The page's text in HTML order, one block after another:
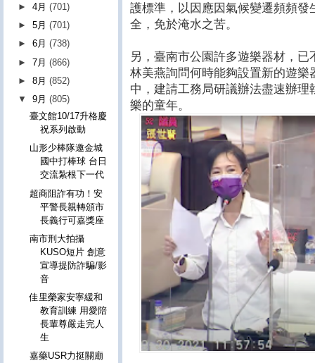
護標準，以因應因氣候變遷頻頻
全，免於淹水之苦。
另，臺南市公園許多遊樂器材，
林美燕詢問何時能夠設置新的遊
中，建請工務局研議辦法盡速辦
樂的童年。
►4月(701)
►5月(701)
►6月(738)
►7月(866)
►8月(852)
▼9月(805)
臺文館10/17升格慶
祝系列啟動
山形少棒隊邀金城
國中打棒球 台日
交流紮根下一代
超商阻詐有功！安
平警長親轉頒市
長義行可嘉獎座
南市刑大拍攝
KUSO短片 創意
宣導提防詐騙/影
音
佳里榮家安寧緩和
教育訓練 用愛陪
長輩尊嚴走完人
生
嘉藥USR力挺關廟